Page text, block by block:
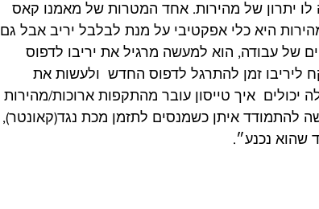
לו יתרון של מהירות. אחד המטרות של מאמנו קאס
היא כלי אפקטיבי על מנת לבלבל יריב אבל גם
של עבודה, הוא למעשה מרגיל את יריבו לדפוס
ליריבו זמן להתרגל לדפוס החדש  ולעשות את
איך טייסון עובר מהתקפות ארוכות/מהירות
להתמודד איתן כשמנסים לתזמן מכת נגד(קאונטר),
שהוא נכנע״.